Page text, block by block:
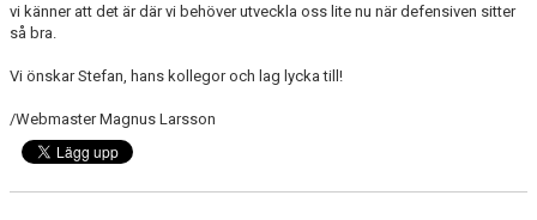
vi känner att det är där vi behöver utveckla oss lite nu när defensiven sitter
så bra.
Vi önskar Stefan, hans kollegor och lag lycka till!
/Webmaster Magnus Larsson